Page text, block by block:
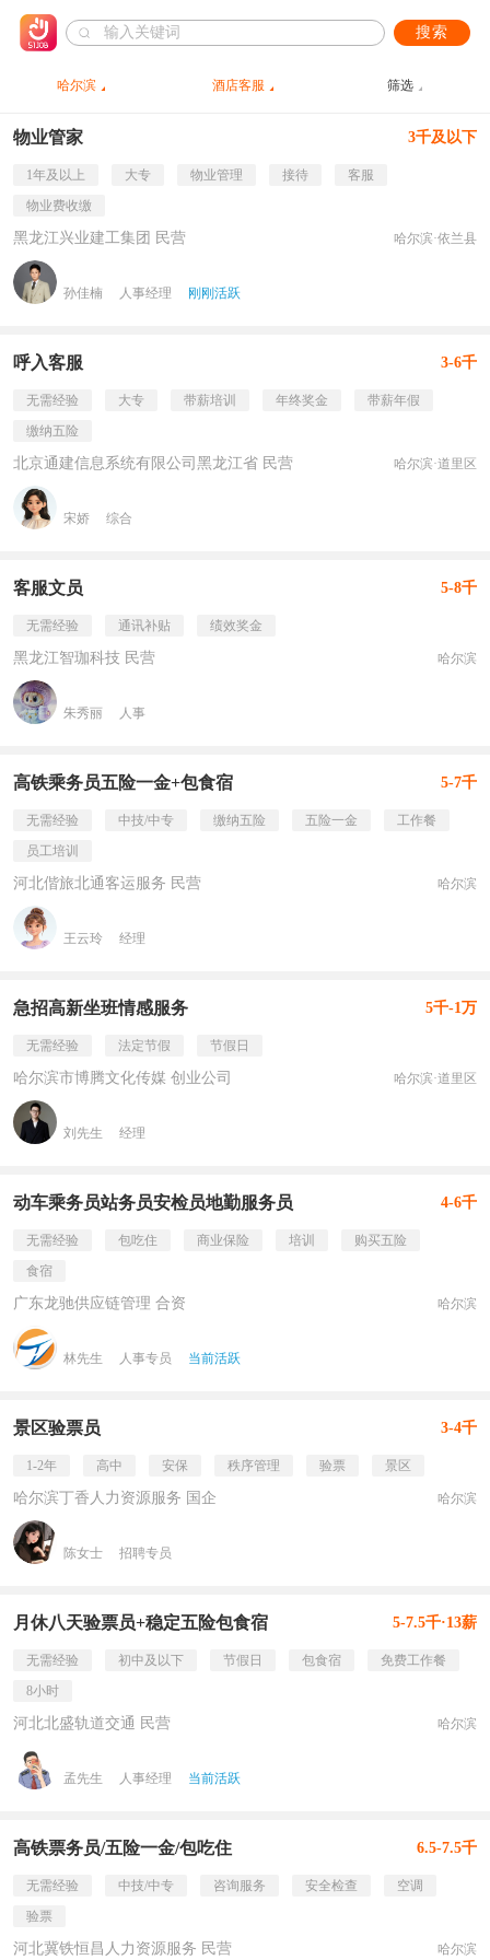
搜索
哈尔滨 酒店客服 筛选
物业管家 3千及以下
1年及以上 大专 物业管理 接待
客服
物业费收缴
黑龙江兴业建工集团 民营 哈尔滨·依兰县
孙佳楠 人事经理 刚刚活跃
呼入客服 3-6千
无需经验 大专 带薪培训 年终奖金
带薪年假
缴纳五险
北京通建信息系统有限公司黑龙江省 民营 哈尔滨·道里区
宋娇 综合
客服文员 5-8千
无需经验 通讯补贴 绩效奖金
黑龙江智珈科技 民营 哈尔滨
朱秀丽 人事
高铁乘务员五险一金+包食宿 5-7千
无需经验 中技/中专 缴纳五险 五险一金
工作餐
员工培训
河北偕旅北通客运服务 民营 哈尔滨
王云玲 经理
急招高新坐班情感服务 5千-1万
无需经验 法定节假 节假日
哈尔滨市博腾文化传媒 创业公司 哈尔滨·道里区
刘先生 经理
动车乘务员站务员安检员地勤服务员 4-6千
无需经验 包吃住 商业保险 培训
购买五险
食宿
广东龙驰供应链管理 合资 哈尔滨
林先生 人事专员 当前活跃
景区验票员 3-4千
1-2年 高中 安保 秩序管理 验票 景区
哈尔滨丁香人力资源服务 国企 哈尔滨
陈女士 招聘专员
月休八天验票员+稳定五险包食宿 5-7.5千·13薪
无需经验 初中及以下 节假日 包食宿
免费工作餐
8小时
河北北盛轨道交通 民营 哈尔滨
孟先生 人事经理 当前活跃
高铁票务员/五险一金/包吃住 6.5-7.5千
无需经验 中技/中专 咨询服务 安全检查
空调
验票
河北冀铁恒昌人力资源服务 民营 哈尔滨